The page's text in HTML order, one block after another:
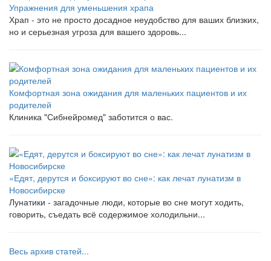
Упражнения для уменьшения храпа
Храп - это не просто досадное неудобство для ваших близких,
но и серьезная угроза для вашего здоровь...
Комфортная зона ожидания для маленьких пациентов и их
родителей
Клиника "Сибнейромед" заботится о вас.
«Едят, дерутся и боксируют во сне»: как лечат лунатизм в
Новосибирске
Лунатики - загадочные люди, которые во сне могут ходить,
говорить, съедать всё содержимое холодильни...
Весь архив статей...